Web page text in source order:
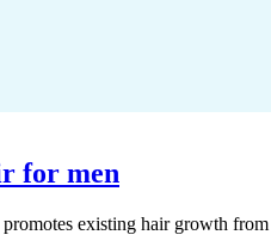
for men
existing hair growth